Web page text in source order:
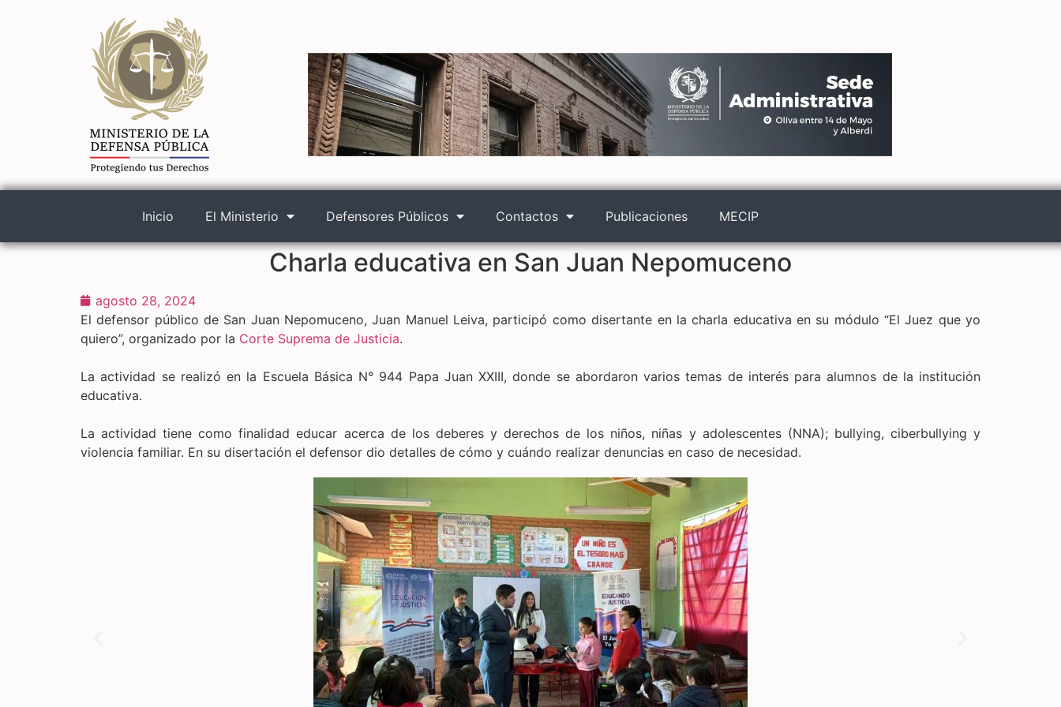
Inicio El Ministerio Defensores Públicos Contactos Publicaciones MECIP
Charla educativa en San Juan Nepomuceno
agosto 28, 2024
El defensor público de San Juan Nepomuceno, Juan Manuel Leiva, participó como disertante en la charla educativa en su módulo “El Juez que yo
quiero”, organizado por la Corte Suprema de Justicia.
La actividad se realizó en la Escuela Básica N° 944 Papa Juan XXIII, donde se abordaron varios temas de interés para alumnos de la institución
educativa.
La actividad tiene como finalidad educar acerca de los deberes y derechos de los niños, niñas y adolescentes (NNA); bullying, ciberbullying y
violencia familiar. En su disertación el defensor dio detalles de cómo y cuándo realizar denuncias en caso de necesidad.